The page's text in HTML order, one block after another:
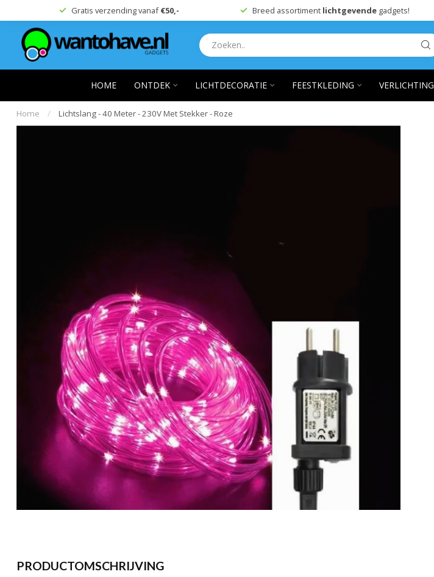
Gratis verzending vanaf€50,- Breed assortiment lichtgevendegadgets!
HOME ONTDEK LICHTDECORATIE FEESTKLEDING VERLICHTING
Home / Lichtslang - 40 Meter - 230V Met Stekker - Roze
PRODUCTOMSCHRIJVING